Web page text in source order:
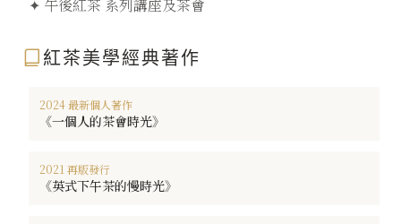
✦ 午後紅茶 系列講座及茶會
紅茶美學經典著作
2024 最新個人著作
《一個人的茶會時光》
2021 再版發行
《英式下午茶的慢時光》